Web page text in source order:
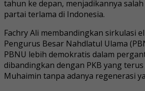
tahun ke depan, menjadikannya
partai terlama di Indonesia.
Fachry Ali membandingkan sirkulasi
Pengurus Besar Nahdlatul Ulama
PBNU lebih demokratis dalam
dibandingkan dengan PKB yang
Muhaimin tanpa adanya regenerasi